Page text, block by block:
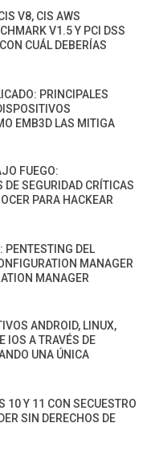
V8, CIS AWS
V1.5 Y PCI DSS
CUÁL DEBERÍAS
PRINCIPALES
EMB3D LAS MITIGA
FUEGO:
DE SEGURIDAD CRÍTICAS
PARA HACKEAR
PENTESTING DEL
MANAGER
MANAGER
ANDROID, LINUX,
IOS A TRAVÉS DE
UNA ÚNICA
10 Y 11 CON SECUESTRO
SIN DERECHOS DE